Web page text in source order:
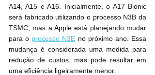
A14, A15 e A16. Inicialmente, o A17 Bionic
será fabricado utilizando o processo N3B da
TSMC, mas a Apple está planejando mudar
para o processo N3E no próximo ano. Essa
mudança é considerada uma medida para
redução de custos, mas pode resultar em
uma eficiência ligeiramente menor.